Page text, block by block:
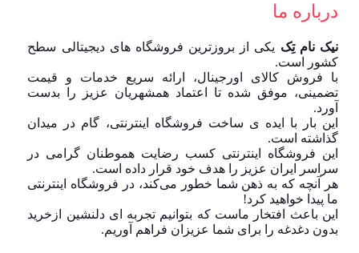
درباره ما
نیک نام تِک یکی از بروزترین فروشگاه های دیجیتالی سطح
کشور است.
با فروش کالای اورجینال، ارائه سریع خدمات و قیمت
تضمینی، موفق شده تا اعتماد همشهریان عزیز را بدست
آورد.
این بار با ایده ی ساخت فروشگاه اینترنتی، گام در میدان
گذاشته است.
این فروشگاه اینترنتی کسب رضایت هموطنان گرامی در
سراسر ایران عزیز را هدف خود قرار داده است.
هر آنچه که به ذهن شما خطور می‌کند، در فروشگاه اینترنتی
ما پیدا خواهید کرد!
این باعث افتخار ماست که بتوانیم تجربه ای دلنشین ازخرید
بدون دغدغه را برای شما عزیزان فراهم آوریم.